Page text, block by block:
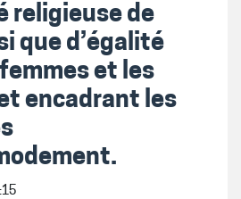
religieuse de
que d’égalité
et les
encadrant les